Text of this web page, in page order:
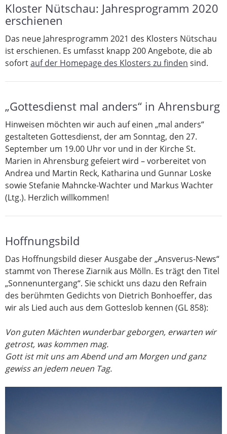
Kloster Nütschau: Jahresprogramm 2020
erschienen
Das neue Jahresprogramm 2021 des Klosters Nütschau
ist erschienen. Es umfasst knapp 200 Angebote, die ab
sofortauf der Homepage des Klosters zu finden sind.
„Gottesdienst mal anders“ in Ahrensburg
Hinweisen möchten wir auch auf einen „mal anders“
gestalteten Gottesdienst, der am Sonntag, den 27.
September um 19.00 Uhr vor und in der Kirche St.
Marien in Ahrensburg gefeiert wird – vorbereitet von
Andrea und Martin Reck, Katharina und Gunnar Loske
sowie Stefanie Mahncke-Wachter und Markus Wachter
(Ltg.). Herzlich willkommen!
Hoffnungsbild
Das Hoffnungsbild dieser Ausgabe der „Ansverus-News“
stammt von Therese Ziarnik aus Mölln. Es trägt den Titel
„Sonnenuntergang“. Sie schickt uns dazu den Refrain
des berühmten Gedichts von Dietrich Bonhoeffer, das
wir als Lied auch aus dem Gotteslob kennen (GL 858):
Von guten Mächten wunderbar geborgen, erwarten wir
getrost, was kommen mag.
Gott ist mit uns am Abend und am Morgen und ganz
gewiss an jedem neuen Tag.